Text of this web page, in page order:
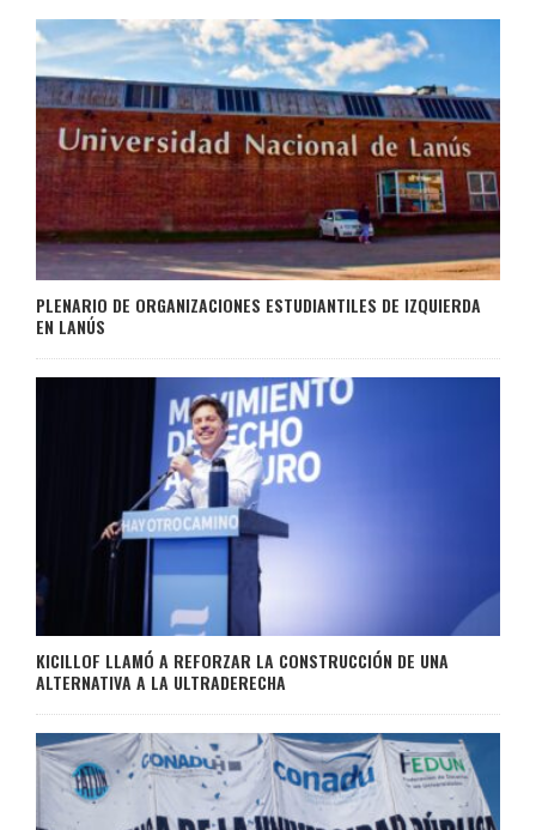
PLENARIO DE ORGANIZACIONES ESTUDIANTILES DE IZQUIERDA
EN LANÚS
KICILLOF LLAMÓ A REFORZAR LA CONSTRUCCIÓN DE UNA
ALTERNATIVA A LA ULTRADERECHA